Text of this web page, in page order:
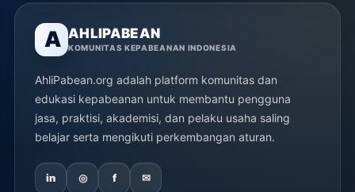
A AHLIPABEAN
KOMUNITAS KEPABEANAN INDONESIA
AhliPabean.org adalah platform komunitas dan
edukasi kepabeanan untuk membantu pengguna
jasa, praktisi, akademisi, dan pelaku usaha saling
belajar serta mengikuti perkembangan aturan.
in ◎ f ✉